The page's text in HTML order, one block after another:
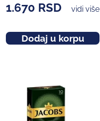
1.670 RSD vidi više
Dodaj u korpu